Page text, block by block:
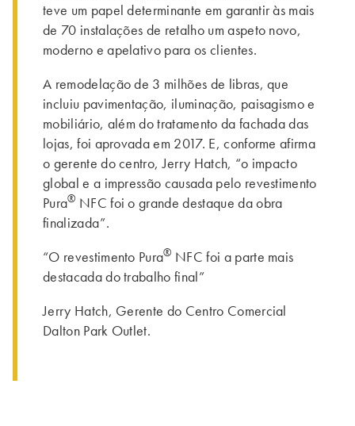
teve um papel determinante em garantir às mais
de 70 instalações de retalho um aspeto novo,
moderno e apelativo para os clientes.
A remodelação de 3 milhões de libras, que
incluiu pavimentação, iluminação, paisagismo e
mobiliário, além do tratamento da fachada das
lojas, foi aprovada em 2017. E, conforme afirma
o gerente do centro, Jerry Hatch, “o impacto
global e a impressão causada pelo revestimento
Pura® NFC foi o grande destaque da obra
finalizada”.
“O revestimento Pura® NFC foi a parte mais
destacada do trabalho final”
Jerry Hatch, Gerente do Centro Comercial
Dalton Park Outlet.